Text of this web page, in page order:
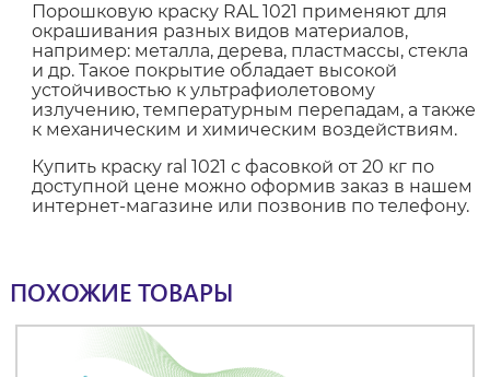
Порошковую краску RAL 1021 применяют для
окрашивания разных видов материалов,
например: металла, дерева, пластмассы, стекла
и др. Такое покрытие обладает высокой
устойчивостью к ультрафиолетовому
излучению, температурным перепадам, а также
к механическим и химическим воздействиям.
Купить краску ral 1021 с фасовкой от 20 кг по
доступной цене можно оформив заказ в нашем
интернет-магазине или позвонив по телефону.
ПОХОЖИЕ ТОВАРЫ